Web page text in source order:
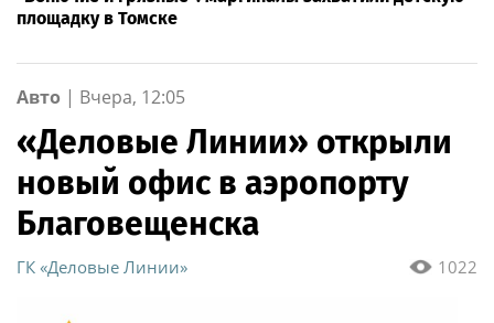
площадку в Томске
Авто | Вчера, 12:05
«Деловые Линии» открыли
новый офис в аэропорту
Благовещенска
1022
ГК «Деловые Линии»